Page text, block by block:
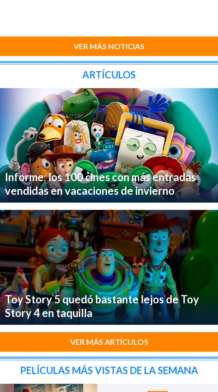
VER MÁS NOTICIAS
ARTÍCULOS
Informe: los 100 cines con más entradas
vendidas en vacaciones de invierno
Toy Story 5 quedó bastante lejos de Toy
Story 4 en taquilla
VER MÁS ARTÍCULOS
PELÍCULAS MÁS VISTAS DE LA SEMANA